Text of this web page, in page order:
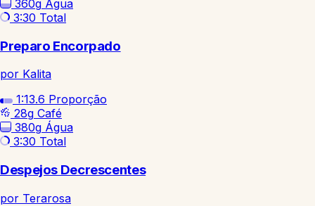
360g Água
3:30 Total
Preparo Encorpado
por Kalita
1:13.6 Proporção
28g Café
380g Água
3:30 Total
Despejos Decrescentes
por Terarosa